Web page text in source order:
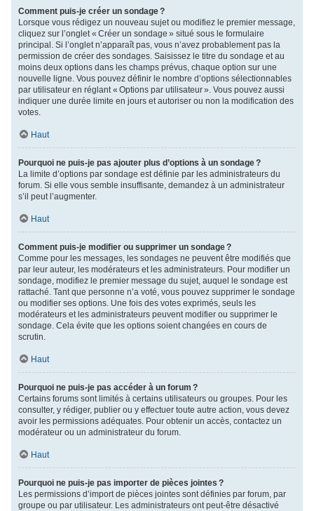
Comment puis-je créer un sondage ?
Lorsque vous rédigez un nouveau sujet ou modifiez le premier message,
cliquez sur l’onglet « Créer un sondage » situé sous le formulaire
principal. Si l’onglet n’apparaît pas, vous n’avez probablement pas la
permission de créer des sondages. Saisissez le titre du sondage et au
moins deux options dans les champs prévus, chaque option sur une
nouvelle ligne. Vous pouvez définir le nombre d’options sélectionnables
par utilisateur en réglant « Options par utilisateur ». Vous pouvez aussi
indiquer une durée limite en jours et autoriser ou non la modification des
votes.
Haut
Pourquoi ne puis-je pas ajouter plus d’options à un sondage ?
La limite d’options par sondage est définie par les administrateurs du
forum. Si elle vous semble insuffisante, demandez à un administrateur
s’il peut l’augmenter.
Haut
Comment puis-je modifier ou supprimer un sondage ?
Comme pour les messages, les sondages ne peuvent être modifiés que
par leur auteur, les modérateurs et les administrateurs. Pour modifier un
sondage, modifiez le premier message du sujet, auquel le sondage est
rattaché. Tant que personne n’a voté, vous pouvez supprimer le sondage
ou modifier ses options. Une fois des votes exprimés, seuls les
modérateurs et les administrateurs peuvent modifier ou supprimer le
sondage. Cela évite que les options soient changées en cours de
scrutin.
Haut
Pourquoi ne puis-je pas accéder à un forum ?
Certains forums sont limités à certains utilisateurs ou groupes. Pour les
consulter, y rédiger, publier ou y effectuer toute autre action, vous devez
avoir les permissions adéquates. Pour obtenir un accès, contactez un
modérateur ou un administrateur du forum.
Haut
Pourquoi ne puis-je pas importer de pièces jointes ?
Les permissions d’import de pièces jointes sont définies par forum, par
groupe ou par utilisateur. Les administrateurs ont peut-être désactivé